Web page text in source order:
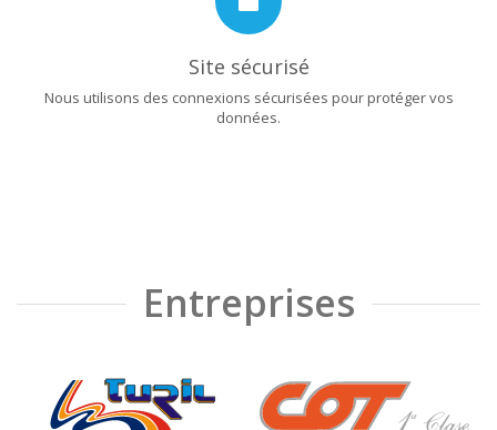
Site sécurisé
Nous utilisons des connexions sécurisées pour protéger vos
données.
Entreprises
❮ ❯